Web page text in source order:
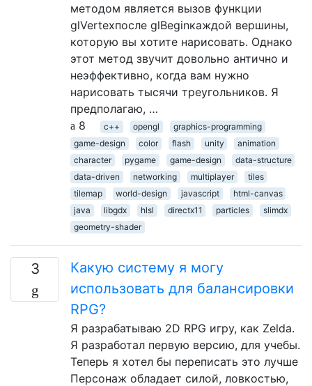
методом является вызов функции
glVertexпосле glBeginкаждой вершины,
которую вы хотите нарисовать. Однако
этот метод звучит довольно антично и
неэффективно, когда вам нужно
нарисовать тысячи треугольников. Я
предполагаю, …
8
c++ opengl
graphics-programming
game-design
color flash unity
animation
character
pygame game-design
data-structure
data-driven
networking multiplayer
tiles
tilemap
world-design javascript
html-canvas
java
libgdx hlsl directx11 particles
slimdx
geometry-shader
3
Какую систему я могу
использовать для балансировки
RPG?
Я разрабатываю 2D RPG игру, как Zelda.
Я разработал первую версию, для учебы.
Теперь я хотел бы переписать это лучше
Персонаж обладает силой, ловкостью,